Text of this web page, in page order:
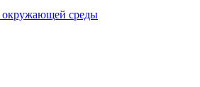
окружающей среды